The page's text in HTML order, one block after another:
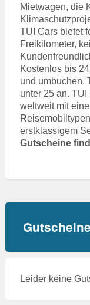
Mietwagen, die
TUI Cars bietet
Freikilometer,
Kostenlos bis
und umbuchen.
unter 25 an.
weltweit mit
erstklassigem
Gutscheine
Leider keine